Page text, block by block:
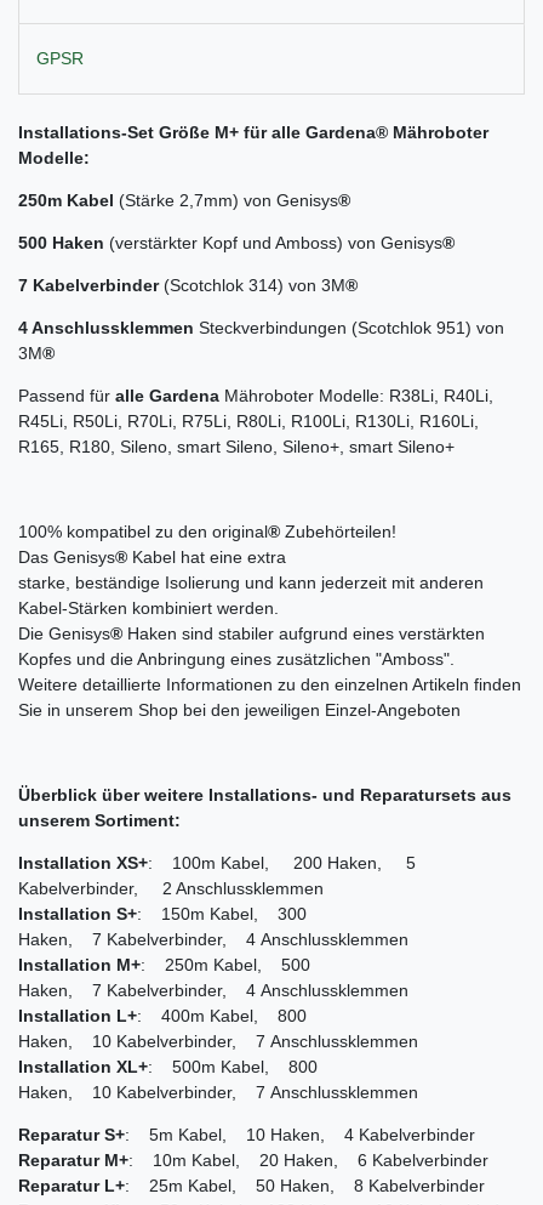
GPSR
Installations-Set Größe M+ für alle Gardena® Mähroboter
Modelle:
250m Kabel (Stärke 2,7mm) von Genisys®
500 Haken (verstärkter Kopf und Amboss) von Genisys®
7 Kabelverbinder(Scotchlok 314) von 3M®
4 Anschlussklemmen Steckverbindungen (Scotchlok 951) von
3M®
Passend für alle Gardena Mähroboter Modelle: R38Li, R40Li,
R45Li, R50Li, R70Li, R75Li, R80Li, R100Li, R130Li, R160Li,
R165, R180, Sileno, smart Sileno, Sileno+, smart Sileno+
100% kompatibel zu den original® Zubehörteilen!
Das Genisys® Kabel hat eine extra
starke, beständige Isolierung und kann jederzeit mit anderen
Kabel-Stärken kombiniert werden.
Die Genisys® Haken sind stabiler aufgrund eines verstärkten
Kopfes und die Anbringung eines zusätzlichen "Amboss".
Weitere detaillierte Informationen zu den einzelnen Artikeln finden
Sie in unserem Shop bei den jeweiligen Einzel-Angeboten
Überblick über weitere Installations- und Reparatursets aus
unserem Sortiment:
Installation XS+: 100m Kabel, 200 Haken, 5
Kabelverbinder, 2 Anschlussklemmen
Installation S+: 150m Kabel, 300
Haken, 7 Kabelverbinder, 4 Anschlussklemmen
Installation M+: 250m Kabel, 500
Haken, 7 Kabelverbinder, 4 Anschlussklemmen
Installation L+: 400m Kabel, 800
Haken, 10 Kabelverbinder, 7 Anschlussklemmen
Installation XL+: 500m Kabel, 800
Haken, 10 Kabelverbinder, 7 Anschlussklemmen
Reparatur S+: 5m Kabel, 10 Haken, 4 Kabelverbinder
Reparatur M+: 10m Kabel, 20 Haken, 6 Kabelverbinder
Reparatur L+: 25m Kabel, 50 Haken, 8 Kabelverbinder